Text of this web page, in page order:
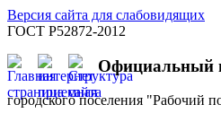
Версия сайта для слабовидящих
ГОСТ Р52872-2012
Официальный
городского поселения "Рабочий